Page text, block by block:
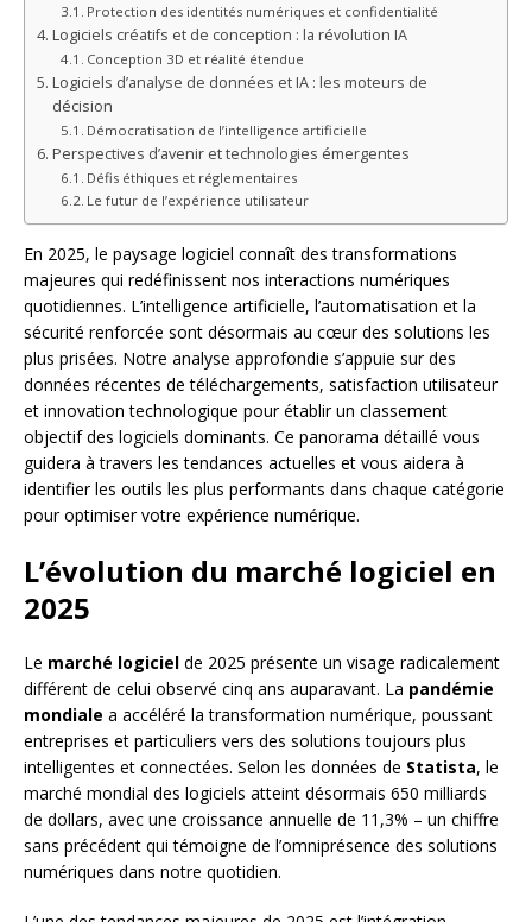
Protection des identités numériques et confidentialité
Logiciels créatifs et de conception : la révolution IA
Conception 3D et réalité étendue
Logiciels d’analyse de données et IA : les moteurs de
décision
Démocratisation de l’intelligence artificielle
Perspectives d’avenir et technologies émergentes
Défis éthiques et réglementaires
Le futur de l’expérience utilisateur
En 2025, le paysage logiciel connaît des transformations
majeures qui redéfinissent nos interactions numériques
quotidiennes. L’intelligence artificielle, l’automatisation et la
sécurité renforcée sont désormais au cœur des solutions les
plus prisées. Notre analyse approfondie s’appuie sur des
données récentes de téléchargements, satisfaction utilisateur
et innovation technologique pour établir un classement
objectif des logiciels dominants. Ce panorama détaillé vous
guidera à travers les tendances actuelles et vous aidera à
identifier les outils les plus performants dans chaque catégorie
pour optimiser votre expérience numérique.
L’évolution du marché logiciel en
2025
Le marché logiciel de 2025 présente un visage radicalement
différent de celui observé cinq ans auparavant. La pandémie
mondiale a accéléré la transformation numérique, poussant
entreprises et particuliers vers des solutions toujours plus
intelligentes et connectées. Selon les données de Statista, le
marché mondial des logiciels atteint désormais 650 milliards
de dollars, avec une croissance annuelle de 11,3% – un chiffre
sans précédent qui témoigne de l’omniprésence des solutions
numériques dans notre quotidien.